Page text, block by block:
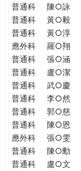
民。
WAGOR
TODAY
THE
WORLD
TOMORROW
PUTTING
YOU
ON
THE
PATH
GLOBAL
CITIZENSHIP
普通科
陳○詠
普通科
黃○毅
普通科
黃○淳
應外科
羅○翔
普通科
張○涵
普通科
盧○潔
普通科
武○慶
普通科
李○然
普通科
郭○慈
普通科
陳○恩
應外科
張○雯
普通科
陳○勳
普通科
盧○文